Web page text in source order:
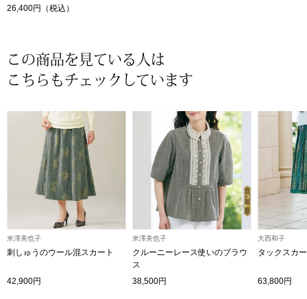
ルメールオマージュウオッチ
集
すべて見る
その他
その他
おすすめブラ
ザ･ノース･フ
26,400円（税込）
この商品を見ている人は
こちらもチェックしています
米澤美也子
刺しゅうのウール混スカート
42,900円
米澤美也子
クルーニーレース使いのブラウ
ス
38,500円
大西和子
タックスカ
63,800円